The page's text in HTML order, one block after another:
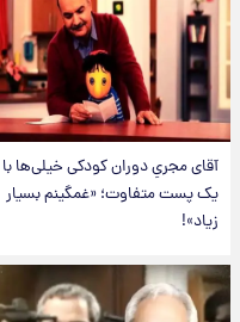
آقای مجریِ دوران کودکی خیلی‌ها با
یک پست متفاوت؛ «غمگینم بسیار
زیاد»!